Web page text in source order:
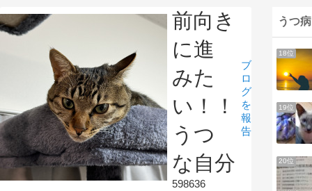
前向き
に進
みた
い！！
うつ
な自分
598636
ブ
ロ
グ
を
報
告
うつ
18位
19位
20位